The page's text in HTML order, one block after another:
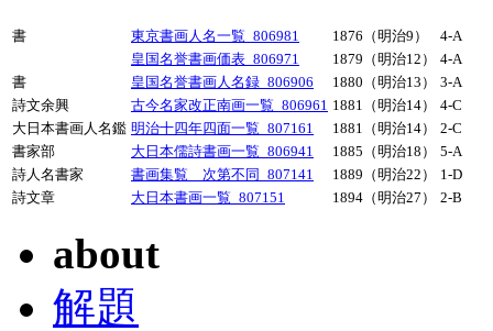
書 東京書画人名一覧_806981 1876（明治9）
4-A
皇国名誉書画価表_806971
1879（明治12）
4-A
書
皇国名誉書画人名録_806906 1880（明治13）
3-A
詩文余興
古今名家改正南画一覧_806961 1881（明治14）
4-C
大日本書画人名鑑 明治十四年四面一覧_807161 1881（明治14）
2-C
書家部
大日本儒詩書画一覧_806941 1885（明治18）
5-A
詩人名書家
書画集覧 次第不同_807141 1889（明治22）
1-D
詩文章
大日本書画一覧_807151 1894（明治27） 2-B
about
解題